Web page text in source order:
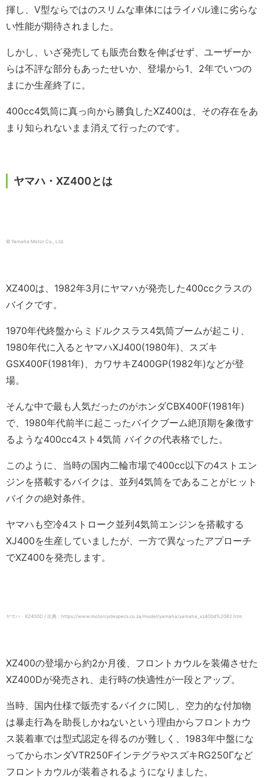
揮し、V型ならではのスリムな車体にはライバル達に劣らな
い性能が期待されました。
しかし、いざ発売しても販売台数を伸ばせず、ユーザーか
らは不評な部分もあったせいか、登場から1、2年でいつの
まにか生産終了に。
400cc4気筒に真っ向から勝負したXZ400は、その存在をあ
まり知られないまま消えて行ったのです。
ヤマハ・XZ400とは
© Yamaha Motor Co., Ltd.
XZ400は、1982年3月にヤマハが発売した400ccクラスの
バイクです。
1970年代終盤からミドルクスラス4気筒ブームが起こり、
1980年代に入るとヤマハXJ400(1980年)、スズキ
GSX400F(1981年)、カワサキZ400GP(1982年)などが登
場。
そんな中で最も人気だったのがホンダCBX400F(1981年)
で、1980年代前半に起こったバイクブーム絶頂期を象徴す
るような400cc4スト4気筒 バイクの代表格でした。
このように、当時の国内二輪市場で400cc以下の4ストエン
ジンを搭載するバイクは、並列4気筒をであることがヒット
バイクの絶対条件。
ヤマハも空冷4ストローク並列4気筒エンジンを搭載する
XJ400を生産していましたが、一方で異なったアプローチ
でXZ400を発売します。
ヤマハ・XZ400D / 出典：https://www.motorcyclespecs.co.za/model/yamaha/yamaha_xz400d%2082.htm
XZ400の登場から約2か月後、フロントカウルを装備させた
XZ400Dが発売され、走行時の快適性が一段とアップ。
当時、国内仕様で販売するバイクに関し、空力的な付加物
は暴走行為を助長しかねないという理由からフロントカウ
ス装着車では型式認定を得るのが難しく、1983年中盤にな
ってからホンダVTR250FインテグラやスズキRG250Γなど
フロントカウルが装着されるようになりました。